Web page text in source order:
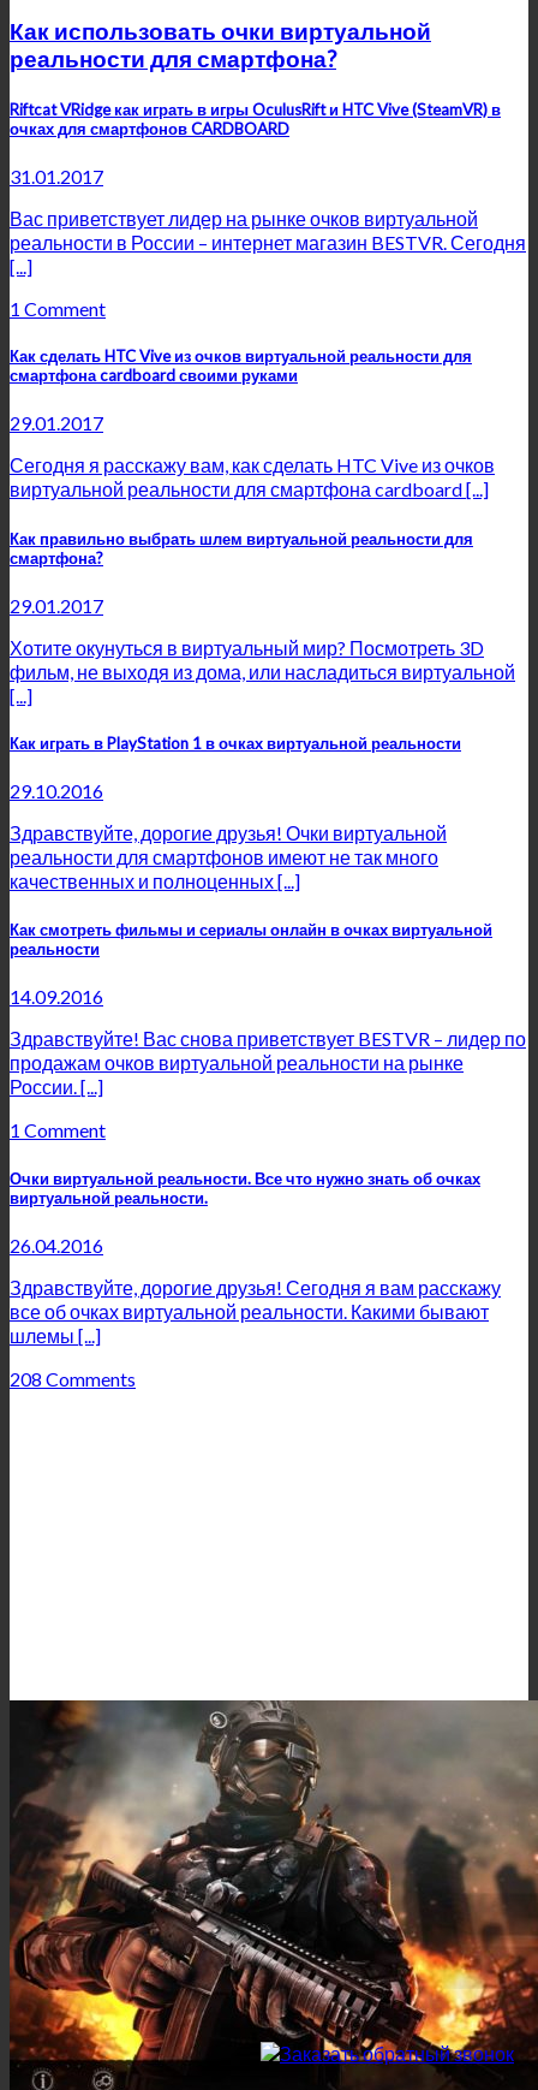
Как использовать очки виртуальной
реальности для смартфона?
Riftcat VRidge как играть в игры OculusRift и HTC Vive (SteamVR) в
очках для смартфонов CARDBOARD
31.01.2017
Вас приветствует лидер на рынке очков виртуальной
реальности в России – интернет магазин BESTVR. Сегодня
[...]
1 Comment
Как сделать HTC Vive из очков виртуальной реальности для
смартфона cardboard своими руками
29.01.2017
Сегодня я расскажу вам, как сделать HTC Vive из очков
виртуальной реальности для смартфона cardboard [...]
Как правильно выбрать шлем виртуальной реальности для
смартфона?
29.01.2017
Хотите окунуться в виртуальный мир? Посмотреть 3D
фильм, не выходя из дома, или насладиться виртуальной
[...]
Как играть в PlayStation 1 в очках виртуальной реальности
29.10.2016
Здравствуйте, дорогие друзья! Очки виртуальной
реальности для смартфонов имеют не так много
качественных и полноценных [...]
Как смотреть фильмы и сериалы онлайн в очках виртуальной
реальности
14.09.2016
Здравствуйте! Вас снова приветствует BESTVR – лидер по
продажам очков виртуальной реальности на рынке
России. [...]
1 Comment
Очки виртуальной реальности. Все что нужно знать об очках
виртуальной реальности.
26.04.2016
Здравствуйте, дорогие друзья! Сегодня я вам расскажу
все об очках виртуальной реальности. Какими бывают
шлемы [...]
208 Comments